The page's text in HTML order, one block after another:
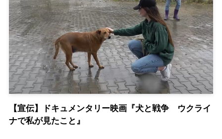
【宣伝】ドキュメンタリー映画『犬と戦争 ウクライ
ナで私が見たこと』